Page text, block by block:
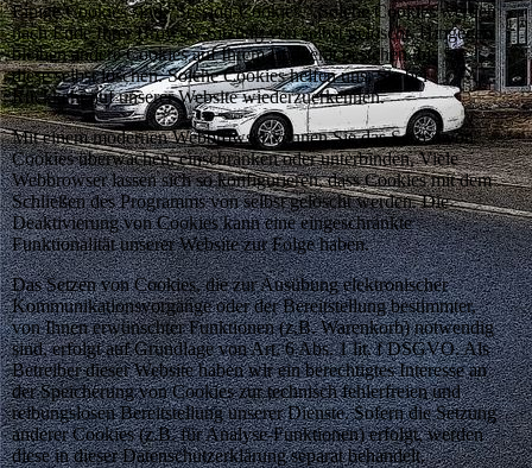
Einige Cookies sind “Session-Cookies.” Solche Cookies werden
nach Ende Ihrer Browser-Sitzung von selbst gelöscht. Hingegen
bleiben andere Cookies auf Ihrem Endgerät bestehen, bis Sie
diese selbst löschen. Solche Cookies helfen uns, Sie bei
Rückkehr auf unserer Website wiederzuerkennen.
Mit einem modernen Webbrowser können Sie das Setzen von
Cookies überwachen, einschränken oder unterbinden. Viele
Webbrowser lassen sich so konfigurieren, dass Cookies mit dem
Schließen des Programms von selbst gelöscht werden. Die
Deaktivierung von Cookies kann eine eingeschränkte
Funktionalität unserer Website zur Folge haben.
Das Setzen von Cookies, die zur Ausübung elektronischer
Kommunikationsvorgänge oder der Bereitstellung bestimmter,
von Ihnen erwünschter Funktionen (z.B. Warenkorb) notwendig
sind, erfolgt auf Grundlage von Art. 6 Abs. 1 lit. f DSGVO. Als
Betreiber dieser Website haben wir ein berechtigtes Interesse an
der Speicherung von Cookies zur technisch fehlerfreien und
reibungslosen Bereitstellung unserer Dienste. Sofern die Setzung
anderer Cookies (z.B. für Analyse-Funktionen) erfolgt, werden
diese in dieser Datenschutzerklärung separat behandelt.